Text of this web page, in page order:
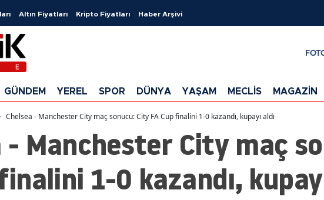
Altın Fiyatları Kripto Fiyatları Haber Arşivi
GÜNDEM YEREL SPOR DÜNYA YAŞAM MECLİS MAGAZİN
Chelsea - Manchester City maç sonucu: City FA Cup finalini 1-0 kazandı, kupayı aldı
- Manchester City maç
1-0 kazandı,